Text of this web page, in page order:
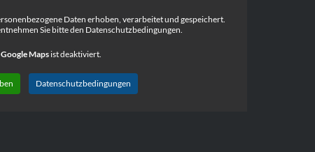
Daten erhoben, verarbeitet und gespeichert.
Sie bitte den Datenschutzbedingungen.
Google Mapsist deaktiviert.
Datenschutzbedingungen